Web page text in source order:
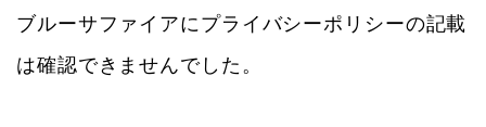
ブルーサファイアにプライバシーポリシーの記載
は確認できませんでした。